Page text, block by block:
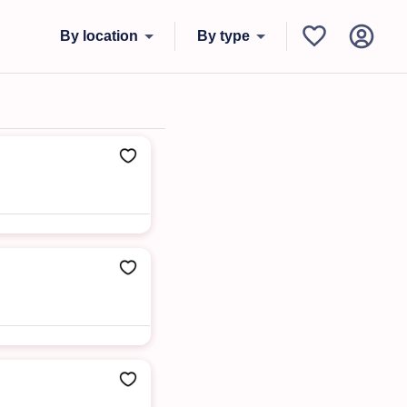
By location By type